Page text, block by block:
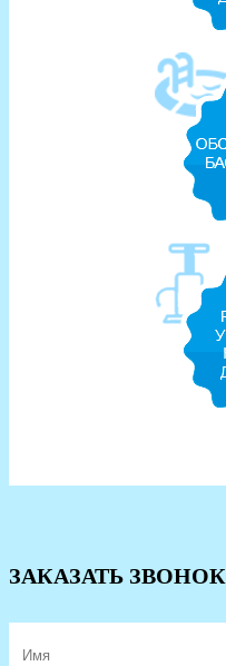
ЗАКАЗАТЬ ЗВОНОК